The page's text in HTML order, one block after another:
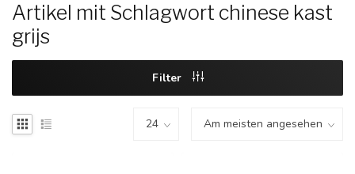
Artikel mit Schlagwort chinese kast
grijs
Filter